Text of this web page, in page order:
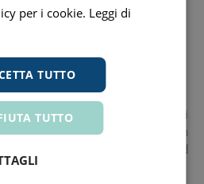
da 6 mesi.
dalla luce solare diretta.
consigliano di non esporli
proteggerli adeguatamente con
abbigliamento e fotoprotettori ad
per la loro pelle.
per i cookie. Leggi di
TUTTO
TUTTO